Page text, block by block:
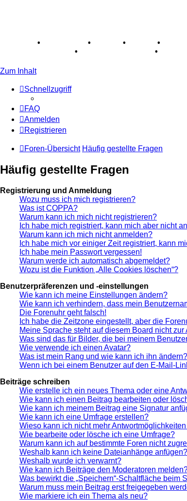
• • • •
• •
Zum Inhalt
Schnellzugriff
FAQ
Anmelden
Registrieren
Foren-Übersicht Häufig gestellte Fragen
Häufig gestellte Fragen
Registrierung und Anmeldung
Wozu muss ich mich registrieren?
Was ist COPPA?
Warum kann ich mich nicht registrieren?
Ich habe mich registriert, kann mich aber nicht
Warum kann ich mich nicht anmelden?
Ich habe mich vor einiger Zeit registriert, kann
Ich habe mein Passwort vergessen!
Warum werde ich automatisch abgemeldet?
Wozu ist die Funktion „Alle Cookies löschen“?
Benutzerpräferenzen und -einstellungen
Wie kann ich meine Einstellungen ändern?
Wie kann ich verhindern, dass mein
Die Forenuhr geht falsch!
Ich habe die Zeitzone eingestellt, aber die
Meine Sprache steht auf diesem Board nicht zur
Was sind das für Bilder, die bei meinem
Wie verwende ich einen Avatar?
Was ist mein Rang und wie kann ich ihn ändern?
Wenn ich bei einem Benutzer auf den E-Mail-
Beiträge schreiben
Wie erstelle ich ein neues Thema oder eine
Wie kann ich einen Beitrag bearbeiten oder
Wie kann ich meinem Beitrag eine Signatur
Wie kann ich eine Umfrage erstellen?
Wieso kann ich nicht mehr
Wie bearbeite oder lösche ich eine Umfrage?
Warum kann ich auf bestimmte Foren nicht
Weshalb kann ich keine Dateianhänge anfügen?
Weshalb wurde ich verwarnt?
Wie kann ich Beiträge den Moderatoren
Was bewirkt die „Speichern“-Schaltfläche beim
Warum muss mein Beitrag erst freigegeben
Wie markiere ich ein Thema als neu?